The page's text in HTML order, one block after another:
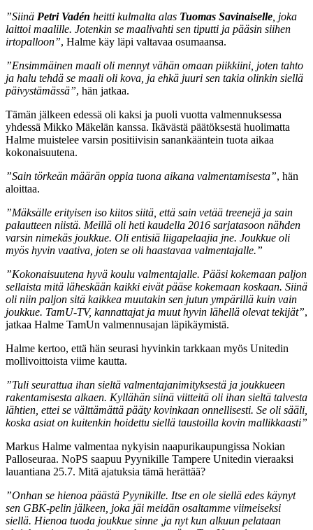
”Siinä Petri Vadén heitti kulmalta alas Tuomas Savinaiselle , joka
laittoi maalille. Jotenkin se maalivahti sen tiputti ja pääsin siihen
irtopalloon”, Halme käy läpi valtavaa osumaansa.
”Ensimmäinen maali oli mennyt vähän omaan piikkiini, joten tahto
ja halu tehdä se maali oli kova, ja ehkä juuri sen takia olinkin siellä
päivystämässä”, hän jatkaa.
Tämän jälkeen edessä oli kaksi ja puoli vuotta valmennuksessa
yhdessä Mikko Mäkelän kanssa. Ikävästä päätöksestä huolimatta
Halme muistelee varsin positiivisin sanankääntein tuota aikaa
kokonaisuutena.
”Sain törkeän määrän oppia tuona aikana valmentamisesta”, hän
aloittaa.
”Mäksälle erityisen iso kiitos siitä, että sain vetää treenejä ja sain
palautteen niistä. Meillä oli heti kaudella 2016 sarjatasoon nähden
varsin nimekäs joukkue. Oli entisiä liigapelaajia jne. Joukkue oli
myös hyvin vaativa, joten se oli haastavaa valmentajalle.”
”Kokonaisuutena hyvä koulu valmentajalle. Pääsi kokemaan paljon
sellaista mitä läheskään kaikki eivät pääse kokemaan koskaan. Siinä
oli niin paljon sitä kaikkea muutakin sen jutun ympärillä kuin vain
joukkue. TamU-TV, kannattajat ja muut hyvin lähellä olevat tekijät”,
jatkaa Halme TamUn valmennusajan läpikäymistä.
Halme kertoo, että hän seurasi hyvinkin tarkkaan myös Unitedin
mollivoittoista viime kautta.
”Tuli seurattua ihan sieltä valmentajanimityksestä ja joukkueen
rakentamisesta alkaen. Kyllähän siinä viitteitä oli ihan sieltä talvesta
lähtien, ettei se välttämättä pääty kovinkaan onnellisesti. Se oli sääli,
koska asiat on kuitenkin hoidettu siellä taustoilla kovin mallikkaasti”
Markus Halme valmentaa nykyisin naapurikaupungissa Nokian
Palloseuraa. NoPS saapuu Pyynikille Tampere Unitedin vieraaksi
lauantiana 25.7. Mitä ajatuksia tämä herättää?
”Onhan se hienoa päästä Pyynikille. Itse en ole siellä edes käynyt
sen GBK-pelin jälkeen, joka jäi meidän osaltamme viimeiseksi
siellä. Hienoa tuoda joukkue sinne ,ja nyt kun alkuun pelataan